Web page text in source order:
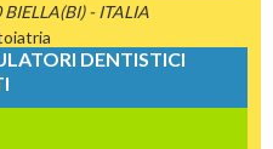
- ITALIA
DENTISTICI